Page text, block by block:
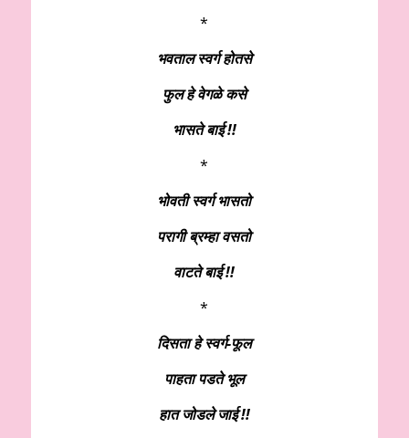
*
भवताल स्वर्ग होतसे
फुल हे वेगळे कसे
भासते बाई !!
*
भोवती स्वर्ग भासतो
परागी ब्रम्हा वसतो
वाटते बाई !!
*
दिसता हे स्वर्ग-फूल
पाहता पडते भूल
हात जोडले जाई !!